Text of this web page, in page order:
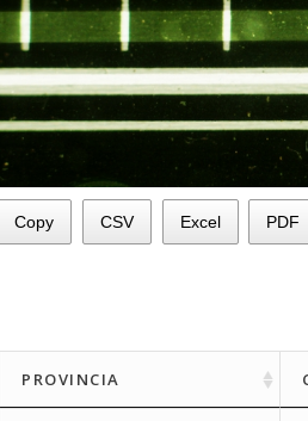
Copy CSV Excel PDF
PROVINCIA